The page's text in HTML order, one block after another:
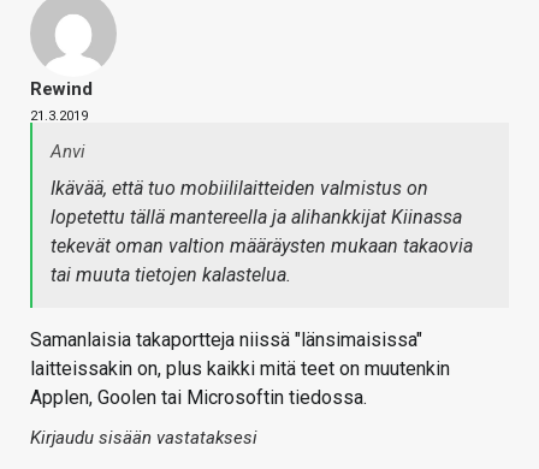
Rewind
21.3.2019
Anvi
Ikävää, että tuo mobiililaitteiden valmistus on
lopetettu tällä mantereella ja alihankkijat Kiinassa
tekevät oman valtion määräysten mukaan takaovia
tai muuta tietojen kalastelua.
Samanlaisia takaportteja niissä "länsimaisissa"
laitteissakin on, plus kaikki mitä teet on muutenkin
Applen, Goolen tai Microsoftin tiedossa.
Kirjaudu sisään vastataksesi